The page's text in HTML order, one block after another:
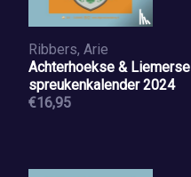
Ribbers, Arie
Achterhoekse & Liemerse
spreukenkalender 2024
€16,95